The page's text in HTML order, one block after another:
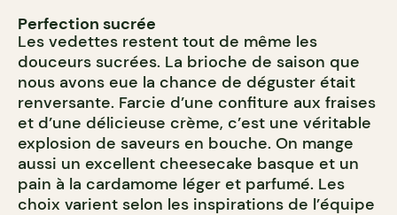
Perfection sucrée
Les vedettes restent tout de même les
douceurs sucrées. La brioche de saison que
nous avons eue la chance de déguster était
renversante. Farcie d’une confiture aux fraises
et d’une délicieuse crème, c’est une véritable
explosion de saveurs en bouche. On mange
aussi un excellent cheesecake basque et un
pain à la cardamome léger et parfumé. Les
choix varient selon les inspirations de l’équipe